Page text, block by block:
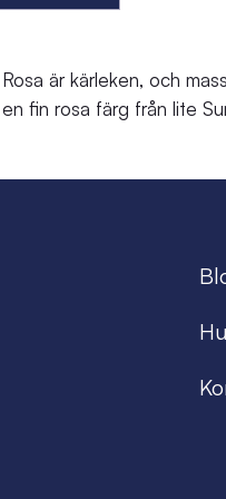
Rosa är kärleken, och
en fin rosa färg från lite